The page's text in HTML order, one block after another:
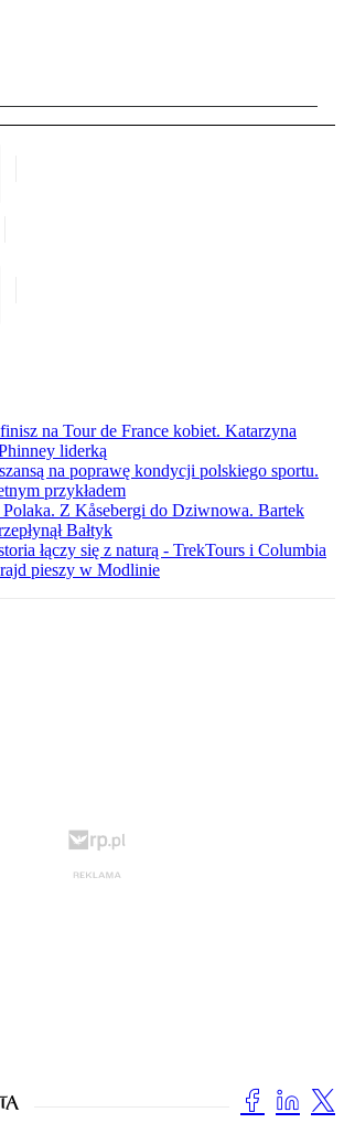
na Tour de France kobiet. Katarzyna
liderką
na poprawę kondycji polskiego sportu.
przykładem
Z Kåsebergi do Dziwnowa. Bartek
Bałtyk
łączy się z naturą - TrekTours i Columbia
rajd pieszy w Modlinie